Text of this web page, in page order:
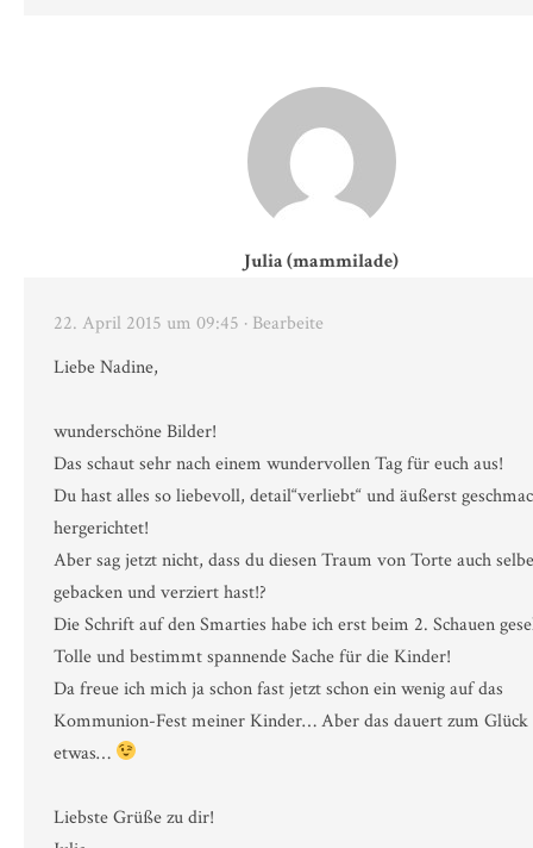
Julia (mammilade)
22. April 2015 um 09:45 · Bearbeite
Liebe Nadine,
wunderschöne Bilder!
Das schaut sehr nach einem wundervollen Tag für euch aus!
Du hast alles so liebevoll, detail“verliebt“ und äußerst
hergerichtet!
Aber sag jetzt nicht, dass du diesen Traum von Torte auch
gebacken und verziert hast!?
Die Schrift auf den Smarties habe ich erst beim 2. Schauen
Tolle und bestimmt spannende Sache für die Kinder!
Da freue ich mich ja schon fast jetzt schon ein wenig auf das
Kommunion-Fest meiner Kinder… Aber das dauert zum Glück
etwas…
Liebste Grüße zu dir!